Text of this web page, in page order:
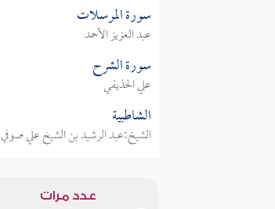
سورة المرسلات
عبد العزيز الأحمد
سورة الشرح
علي الحذيفي
الشاطبية
الشيخ:عبد الرشيد بن الشيخ علي صوفي
عدد مرات